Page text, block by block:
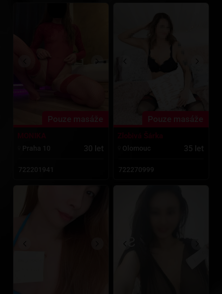
Pouze masáže
30 let
722201941
Pouze masáže
Zlobivá Šárka
35 let
Olomouc
722270999